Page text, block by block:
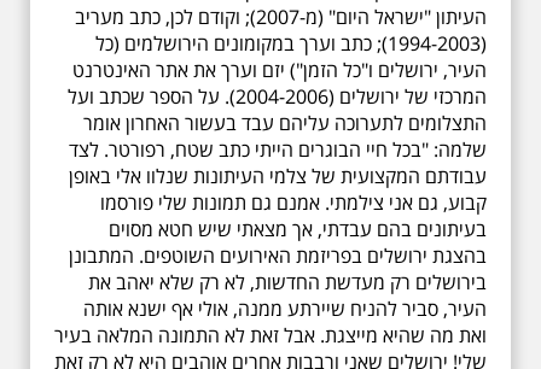
העיתון "ישראל היום" (מ-2007); וקודם לכן, כתב מעריב
(1994-2003); כתב וערך במקומונים הירושלמים (כל
העיר, ירושלים ו"כל הזמן") יזם וערך את אתר האינטרנט
המרכזי של ירושלים (2004-2006). על הספר שכתב ועל
התצלומים לתערוכה עליהם עבד בעשור האחרון אומר
שלמה: "בכל חיי הבוגרים הייתי כתב שטח, רפורטר. לצד
עבודתם המקצועית של צלמי העיתונות שנלוו אלי באופן
קבוע, גם אני צילמתי. אמנם גם תמונות שלי פורסמו
בעיתונים בהם עבדתי, אך מצאתי שיש חטא מסוים
בהצגת ירושלים בפריזמת האירועים השוטפים. המתבונן
בירושלים רק מעדשת החדשות, לא רק שלא יאהב את
העיר, סביר להניח שיירתע ממנה, אולי אף ישנא אותה
ואת מה שהיא מייצגת. אבל זאת לא התמונה המלאה בעיר
שלי! ירושלים שאני ורבבות אחרים אוהבים היא לא רק זאת